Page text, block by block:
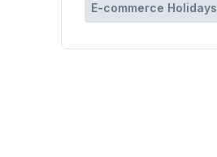
E-commerce Holidays